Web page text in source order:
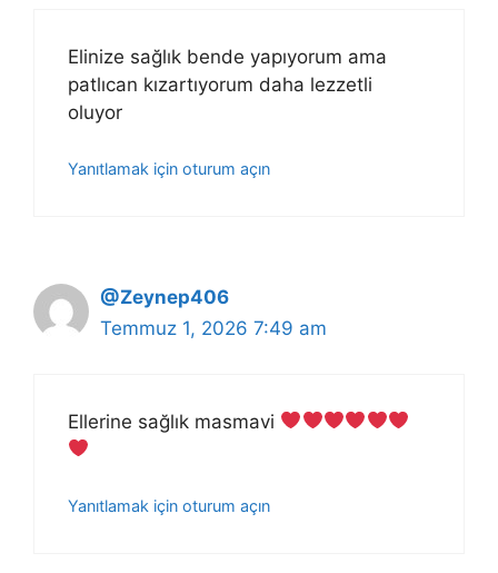
Elinize sağlık bende yapıyorum ama
patlıcan kızartıyorum daha lezzetli
oluyor
Yanıtlamak için oturum açın
@Zeynep406
Temmuz 1, 2026 7:49 am
Ellerine sağlık masmavi
Yanıtlamak için oturum açın